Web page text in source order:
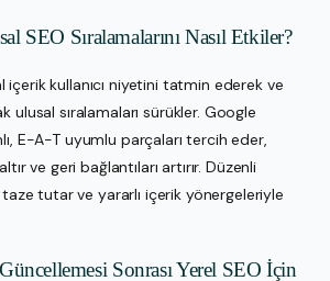
SEO Sıralamalarını Nasıl Etkiler?
içerik kullanıcı niyetini tatmin ederek ve
ulusal sıralamaları sürükler. Google
E-A-T uyumlu parçaları tercih eder,
ve geri bağlantıları artırır. Düzenli
tutar ve yararlı içerik yönergeleriyle
Sonrası Yerel SEO İçin